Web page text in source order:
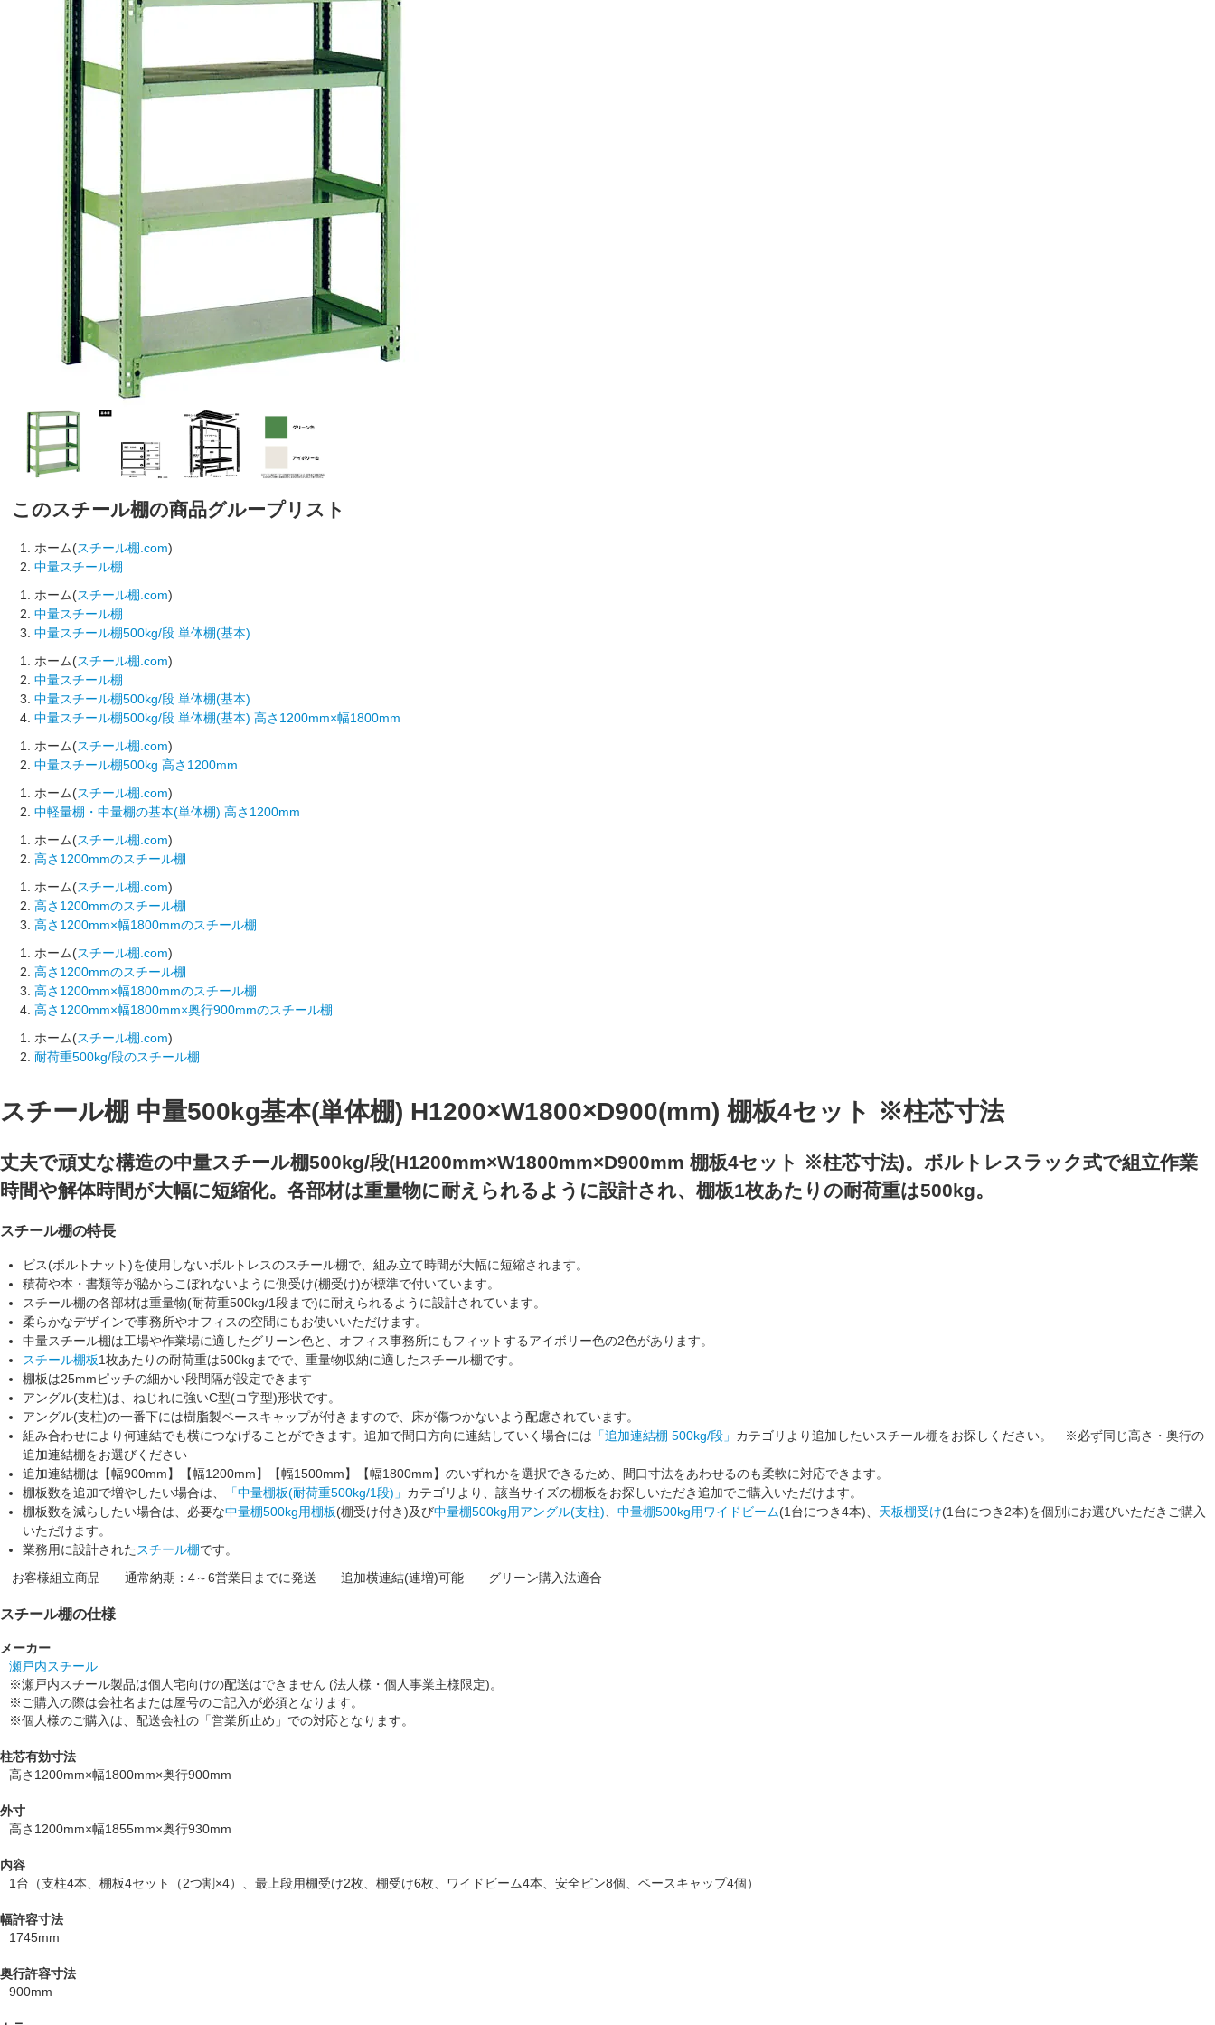
このスチール棚の商品グループリスト
ホーム(スチール棚.com)
中量スチール棚
ホーム(スチール棚.com)
中量スチール棚
中量スチール棚500kg/段 単体棚(基本)
ホーム(スチール棚.com)
中量スチール棚
中量スチール棚500kg/段 単体棚(基本)
中量スチール棚500kg/段 単体棚(基本) 高さ1200mm×幅1800mm
ホーム(スチール棚.com)
中量スチール棚500kg 高さ1200mm
ホーム(スチール棚.com)
中軽量棚・中量棚の基本(単体棚) 高さ1200mm
ホーム(スチール棚.com)
高さ1200mmのスチール棚
ホーム(スチール棚.com)
高さ1200mmのスチール棚
高さ1200mm×幅1800mmのスチール棚
ホーム(スチール棚.com)
高さ1200mmのスチール棚
高さ1200mm×幅1800mmのスチール棚
高さ1200mm×幅1800mm×奥行900mmのスチール棚
ホーム(スチール棚.com)
耐荷重500kg/段のスチール棚
スチール棚 中量500kg基本(単体棚) H1200×W1800×D900(mm) 棚板4セット ※柱芯寸法
丈夫で頑丈な構造の中量スチール棚500kg/段(H1200mm×W1800mm×D900mm 棚板4セット ※柱芯寸法)。ボルトレスラック式で組立作業
時間や解体時間が大幅に短縮化。各部材は重量物に耐えられるように設計され、棚板1枚あたりの耐荷重は500kg。
スチール棚の特長
ビス(ボルトナット)を使用しないボルトレスのスチール棚で、組み立て時間が大幅に短縮されます。
積荷や本・書類等が脇からこぼれないように側受け(棚受け)が標準で付いています。
スチール棚の各部材は重量物(耐荷重500kg/1段まで)に耐えられるように設計されています。
柔らかなデザインで事務所やオフィスの空間にもお使いいただけます。
中量スチール棚は工場や作業場に適したグリーン色と、オフィス事務所にもフィットするアイボリー色の2色があります。
スチール棚板1枚あたりの耐荷重は500kgまでで、重量物収納に適したスチール棚です。
棚板は25mmピッチの細かい段間隔が設定できます
アングル(支柱)は、 ねじれに強いC型(コ字型)形状です。
アングル(支柱)の一番下には樹脂製ベースキャップが付きますので、床が傷つかないよう配慮されています。
組み合わせにより何連結でも横につなげることができます。追加で間口方向に連結していく場合には 「追加連結棚 500kg/段」 カテゴリより追加したいスチール棚をお探しください。
※必ず同じ高さ・奥行の
追加連結棚をお選びください
追加連結棚は 【幅900mm】 【幅1200mm】 【幅1500mm】 【幅1800mm】 のいずれかを選択できるため、間口寸法をあわせるのも柔軟に対応できます。
棚板数を追加で増やしたい場合は、
「中量棚板(耐荷重500kg/1段)」 カテゴリより、該当サイズの棚板をお探しいただき追加でご購入いただけます。
棚板数を減らしたい場合は、必要な中量棚500kg用棚板(棚受け付き)及び中量棚500kg用アングル(支柱)、 中量棚500kg用ワイドビーム(1台につき4本)、 天板棚受け(1台につき2本)を個別にお選びいただきご購入
いただけます。
業務用に設計されたスチール棚です。
お客様組立商品
通常納期：4～6営業日までに発送 追加横連結(連増)可能 グリーン購入法適合
スチール棚の仕様
メーカー
瀬戸内スチール
※瀬戸内スチール製品は個人宅向けの配送はできません (法人様・個人事業主様限定)。
※ご購入の際は会社名または屋号のご記入が必須となります。
※個人様のご購入は、配送会社の「営業所止め」での対応となります。
柱芯有効寸法
高さ1200mm×幅1800mm×奥行900mm
外寸
高さ1200mm×幅1855mm×奥行930mm
内容
1台（支柱4本、棚板4セット（2つ割×4）、最上段用棚受け2枚、棚受け6枚、ワイドビーム4本、安全ピン8個、ベースキャップ4個）
幅許容寸法
1745mm
奥行許容寸法
900mm